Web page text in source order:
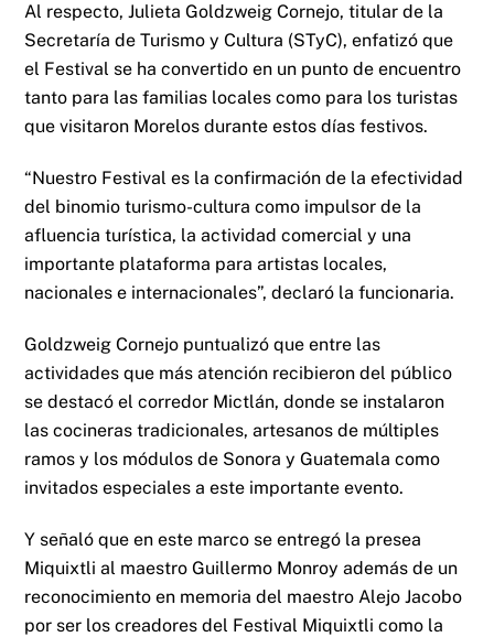
Al respecto, Julieta Goldzweig Cornejo, titular de la
Secretaría de Turismo y Cultura (STyC), enfatizó que
el Festival se ha convertido en un punto de encuentro
tanto para las familias locales como para los turistas
que visitaron Morelos durante estos días festivos.
“Nuestro Festival es la confirmación de la efectividad
del binomio turismo-cultura como impulsor de la
afluencia turística, la actividad comercial y una
importante plataforma para artistas locales,
nacionales e internacionales”, declaró la funcionaria.
Goldzweig Cornejo puntualizó que entre las
actividades que más atención recibieron del público
se destacó el corredor Mictlán, donde se instalaron
las cocineras tradicionales, artesanos de múltiples
ramos y los módulos de Sonora y Guatemala como
invitados especiales a este importante evento.
Y señaló que en este marco se entregó la presea
Miquixtli al maestro Guillermo Monroy además de un
reconocimiento en memoria del maestro Alejo Jacobo
por ser los creadores del Festival Miquixtli como la